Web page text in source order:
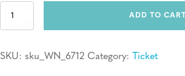
Ticket:
quantity
ADD TO CART
SKU: sku_WN_6712 Category: Ticket